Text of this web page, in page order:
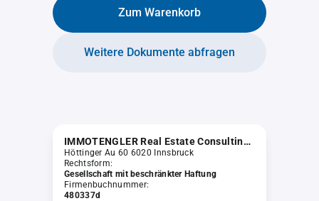
Zum Warenkorb
Weitere Dokumente abfragen
IMMOTENGLER Real Estate Consulting GmbH
Höttinger Au 60 6020 Innsbruck
Rechtsform:
Gesellschaft mit beschränkter Haftung
Firmenbuchnummer:
480337d